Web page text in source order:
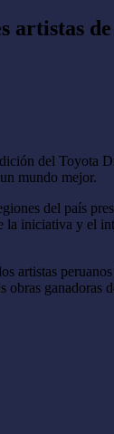
del
mundo mejor.
del país
iniciativa y el
artistas